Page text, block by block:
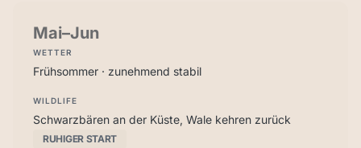
Mai–Jun
WETTER
Frühsommer · zunehmend stabil
WILDLIFE
Schwarzbären an der Küste, Wale kehren zurück
RUHIGER START